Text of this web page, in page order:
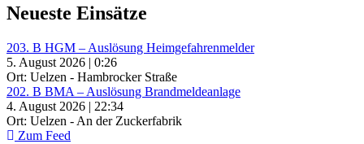
Neueste Einsätze
203. B HGM – Auslösung Heimgefahrenmelder
5. August 2026 | 0:26
Ort: Uelzen - Hambrocker Straße
202. B BMA – Auslösung Brandmeldeanlage
4. August 2026 | 22:34
Ort: Uelzen - An der Zuckerfabrik
Zum Feed